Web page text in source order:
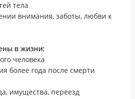
тела
внимания, заботы, любви к
в жизни:
человека
более года после смерти
имущества, переезд